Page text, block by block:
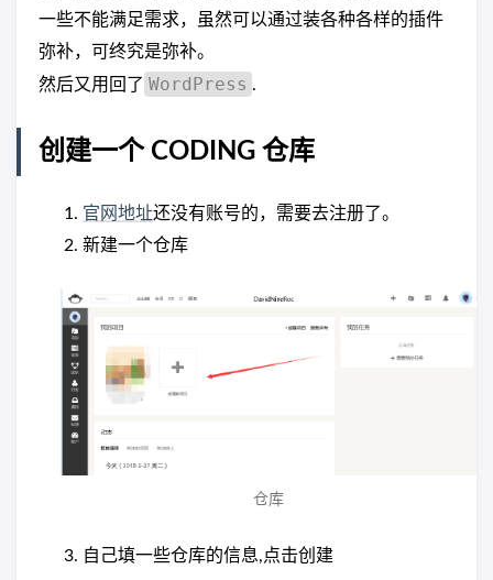
一些不能满足需求，虽然可以通过装各种各样的插件
弥补，可终究是弥补。
然后又用回了 WordPress .
创建一个 CODING 仓库
官网地址还没有账号的，需要去注册了。
新建一个仓库
仓库
自己填一些仓库的信息,点击创建